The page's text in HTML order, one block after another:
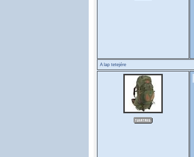
A lap tetejére